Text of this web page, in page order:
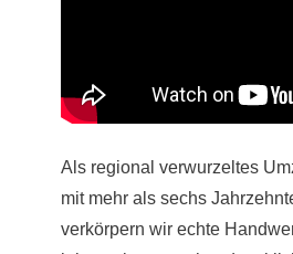
Als regional verwurzeltes
mit mehr als sechs
verkörpern wir echte